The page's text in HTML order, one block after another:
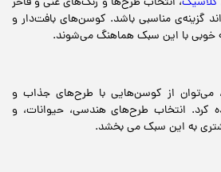
گزینه‌ی مناسبی باشد. کوسن‌های بافت‌دار و
خوبی با این سبک هماهنگ می‌شوند.
، می‌توان از کوسن‌هایی با طرح‌های جذاب و
کرد. انتخاب طرح‌های هندسی، حیوانات، و
به این سبک می بخشد.